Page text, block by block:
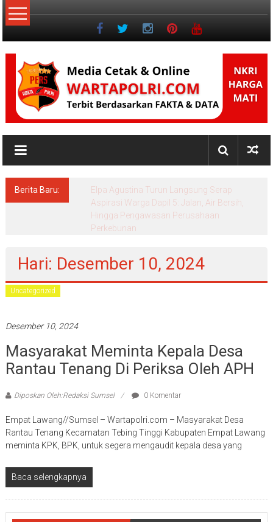
Lompat
ke
NKRI
Jurnalisme
Berita Baru:
Elpa Agustina Turun Langsung Serap
Aspirasi Warga Dapil 5: Jalan, Air Bersih,
Hingga Pengawasan Perusahaan
Perkebunan
Hari: Desember 10, 2024
Uncategorized
Desember 10, 2024
Masyarakat Meminta Kepala Desa
Rantau Tenang Di Periksa Oleh APH
Diposkan Oleh:Redaksi Sumsel 0 Komentar
Empat Lawang//Sumsel – Wartapolri.com – Masyarakat Desa
Rantau Tenang Kecamatan Tebing Tinggi Kabupaten Empat Lawang
meminta KPK, BPK, untuk segera mengaudit kepala desa yang
Baca selengkapnya